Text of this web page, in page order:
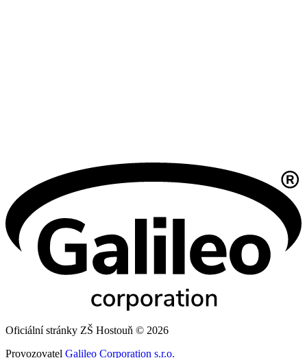
Oficiální stránky ZŠ Hostouň © 2026
Provozovatel Galileo Corporation s.r.o.